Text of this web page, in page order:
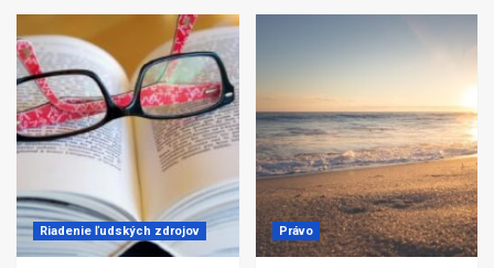
Riadenie ľudských zdrojov Právo